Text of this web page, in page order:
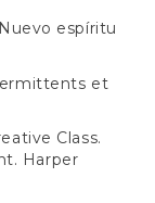
espíritu
et
Class.
Harper